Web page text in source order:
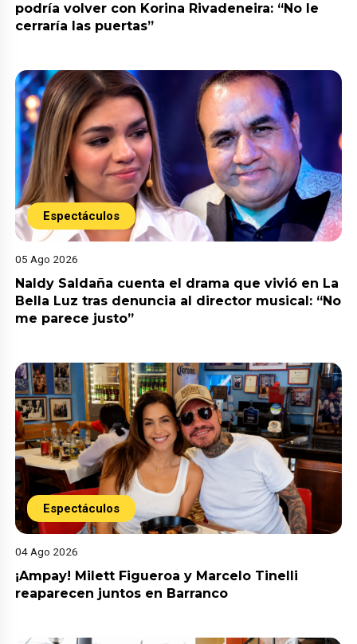
podría volver con Korina Rivadeneira: “No le
cerraría las puertas”
Espectáculos
05 Ago 2026
Naldy Saldaña cuenta el drama que vivió en La
Bella Luz tras denuncia al director musical: “No
me parece justo”
Espectáculos
04 Ago 2026
¡Ampay! Milett Figueroa y Marcelo Tinelli
reaparecen juntos en Barranco